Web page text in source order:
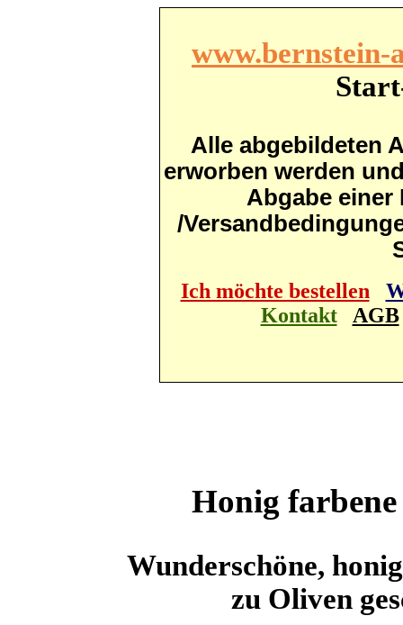
www.bernstein-
Alle abgebildeten
erworben werden
Abgabe einer
/
Ich möchte bestellen
Kontakt
AGB
Honig
Wunderschöne,
zu Oliven